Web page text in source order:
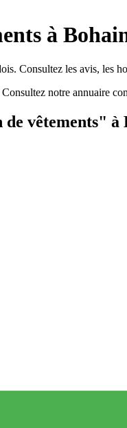
à
Consultez les avis, les
notre annuaire
vêtements" à